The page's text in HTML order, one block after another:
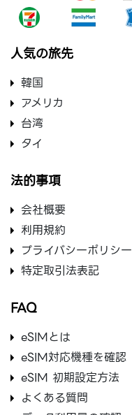
人気の旅先
韓国
アメリカ
台湾
タイ
法的事項
会社概要
利用規約
プライバシ一ポリシ一
特定取引法表記
FAQ
eSIMとは
eSIM対応機種を確認
eSIM 初期設定方法
よくある質問